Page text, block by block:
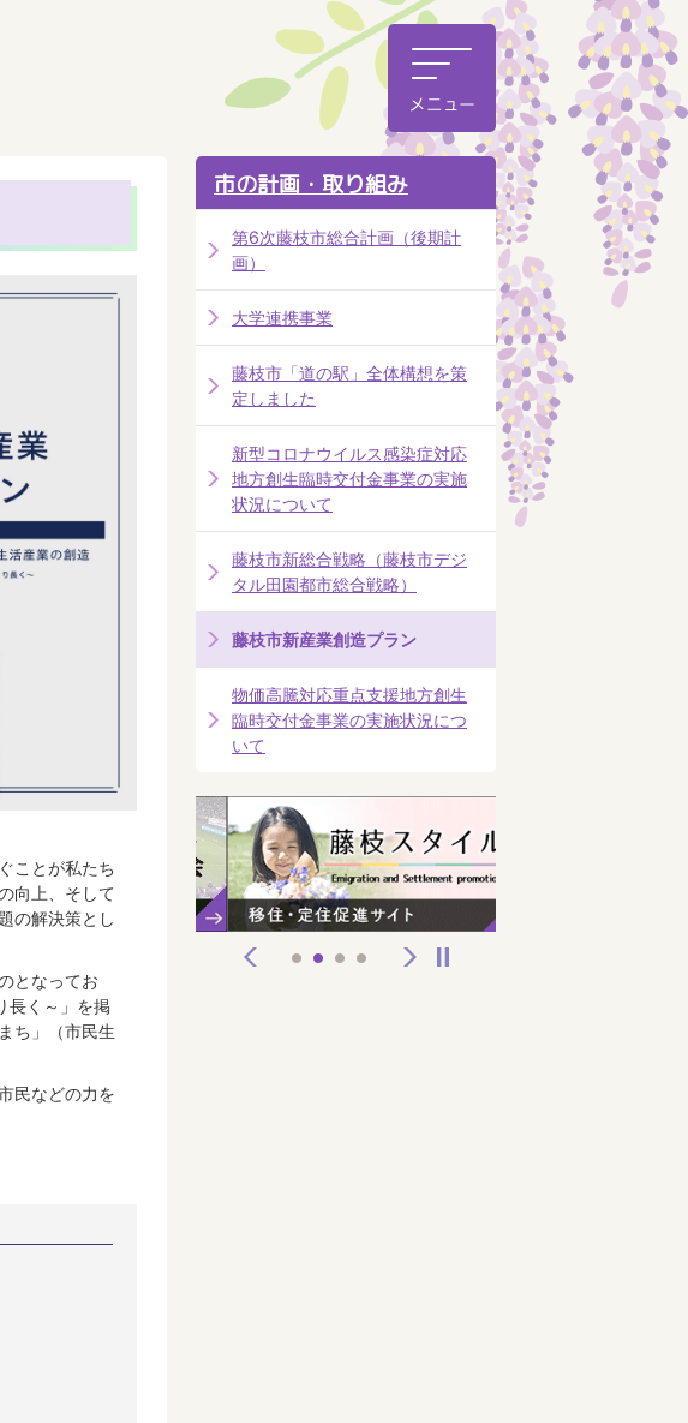
ことが私たち
向上、そして
の解決策とし
となってお
長く～」を掲
ち」（市民生
民などの力を
市の計画・取り組み
第6次藤枝市総合計画（後期計
画）
大学連携事業
藤枝市「道の駅」全体構想を策
定しました
新型コロナウイルス感染症対応
地方創生臨時交付金事業の実施
状況について
藤枝市新総合戦略（藤枝市デジ
タル田園都市総合戦略）
藤枝市新産業創造プラン
物価高騰対応重点支援地方創生
臨時交付金事業の実施状況につ
いて